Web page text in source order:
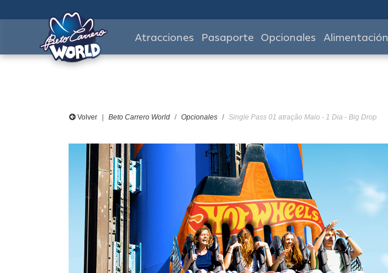
Atracciones Pasaporte Opcionales Alimentación
Volver Beto Carrero World Opcionales Single Pass 01 atração Maio - 1 Dia - Big Drop